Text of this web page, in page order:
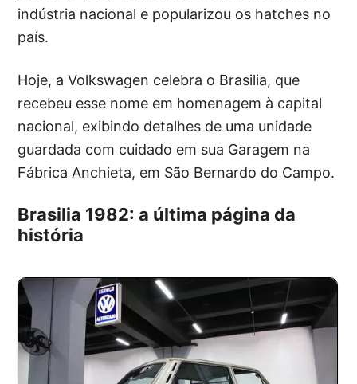
indústria nacional e popularizou os hatches no
país.
Hoje, a Volkswagen celebra o Brasilia, que
recebeu esse nome em homenagem à capital
nacional, exibindo detalhes de uma unidade
guardada com cuidado em sua Garagem na
Fábrica Anchieta, em São Bernardo do Campo.
Brasilia 1982: a última página da
história